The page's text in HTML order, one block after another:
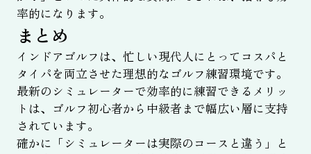
率的になります。
まとめ
インドアゴルフは、忙しい現代人にとってコスパと
タイパを両立させた理想的なゴルフ練習環境です。
最新のシミュレーターで効率的に練習できるメリッ
トは、ゴルフ初心者から中級者まで幅広い層に支持
されています。
確かに「シミュレーターは実際のコースと違う」と